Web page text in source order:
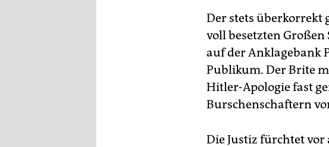
Der stets überkorrekt
voll besetzten Großen
auf der Anklagebank
Publikum. Der Brite
Hitler-Apologie fast
Burschenschaftern
Die Justiz fürchtet vor